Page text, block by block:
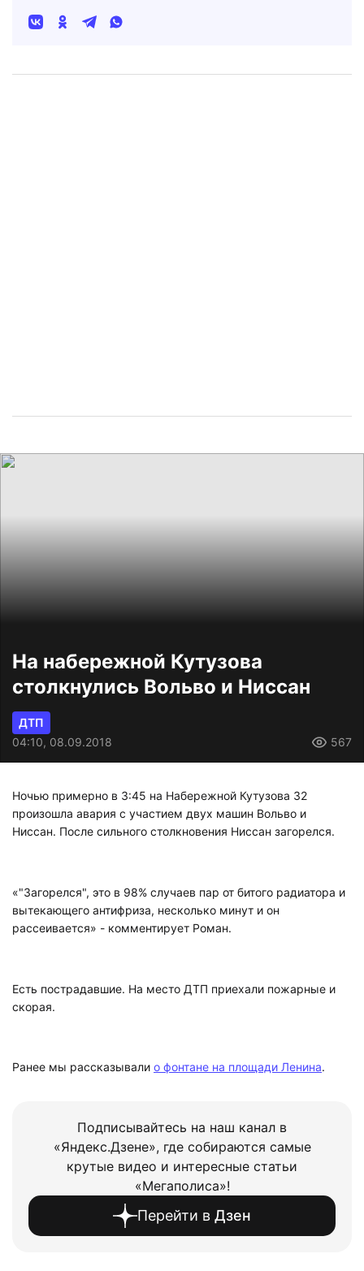
На набережной Кутузова
столкнулись Вольво и Ниссан
ДТП
04:10, 08.09.2018
567
Ночью примерно в 3:45 на Набережной Кутузова 32
произошла авария с участием двух машин Вольво и
Ниссан. После сильного столкновения Ниссан загорелся.
«"Загорелся", это в 98% случаев пар от битого радиатора и
вытекающего антифриза, несколько минут и он
рассеивается» - комментирует Роман.
Есть пострадавшие. На место ДТП приехали пожарные и
скорая.
Ранее мы рассказывали о фонтане на площади Ленина.
Подписывайтесь на наш канал в
«Яндекс.Дзене», где собираются самые
крутые видео и интересные статьи
«Мегаполиса»!
Перейти в Дзен